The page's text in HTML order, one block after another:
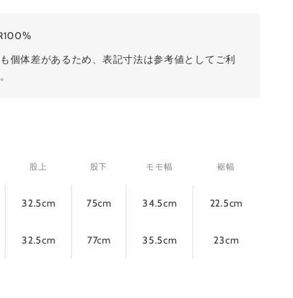
個体差があるため、表記寸法は参考値としてご利
股上 股下 モモ幅 裾幅
32.5cm 75cm 34.5cm 22.5cm
32.5cm 77cm 35.5cm 23cm